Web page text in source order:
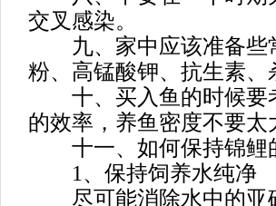
交叉感染。
九、家中应该准备些
粉、高锰酸钾、抗生素、
十、买入鱼的时候要
的效率，养鱼密度不要太
十一、如何保持锦鲤
1、保持饲养水纯净
尽可能消除水中的亚